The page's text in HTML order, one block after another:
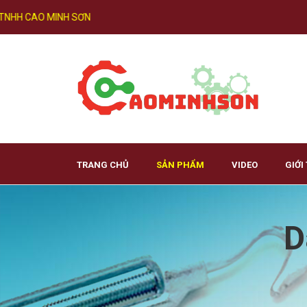
CAO MINH SƠN
TRANG CHỦ SẢN PHẨM VIDEO GIỚI